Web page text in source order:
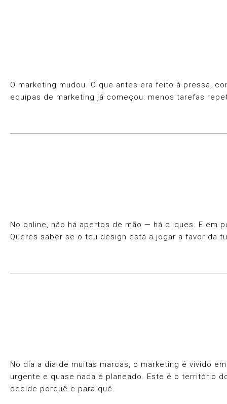
O marketing mudou. O que antes era feito à pressa,
equipas de marketing já começou: menos tarefas
No online, não há apertos de mão — há cliques. E
Queres saber se o teu design está a jogar a favor da
No dia a dia de muitas marcas, o marketing é vivido
urgente e quase nada é planeado. Este é o território
decide porquê e para quê.